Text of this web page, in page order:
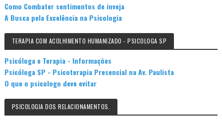
Como Combater sentimentos de inveja
A Busca pela Excelência na Psicologia
TERAPIA COM ACOLHIMENTO HUMANIZADO - PSICOLOGA SP
Psicóloga e Terapia - Informações
Psicóloga SP - Psicoterapia Presencial na Av. Paulista
O que o psicologo deve evitar
PSICOLOGIA DOS RELACIONAMENTOS.